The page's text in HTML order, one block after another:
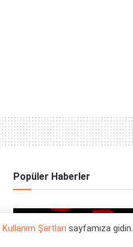
Popüler Haberler
Kullanım Şartları sayfamıza gidin.